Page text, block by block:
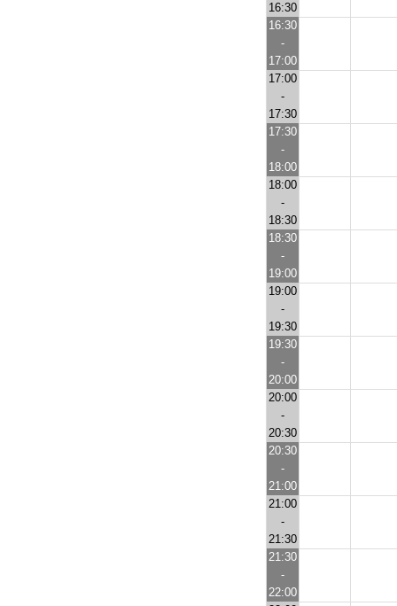
16:30
16:30
-
17:00
17:00
-
17:30
17:30
-
18:00
18:00
-
18:30
18:30
-
19:00
19:00
-
19:30
19:30
-
20:00
20:00
-
20:30
20:30
-
21:00
21:00
-
21:30
21:30
-
22:00